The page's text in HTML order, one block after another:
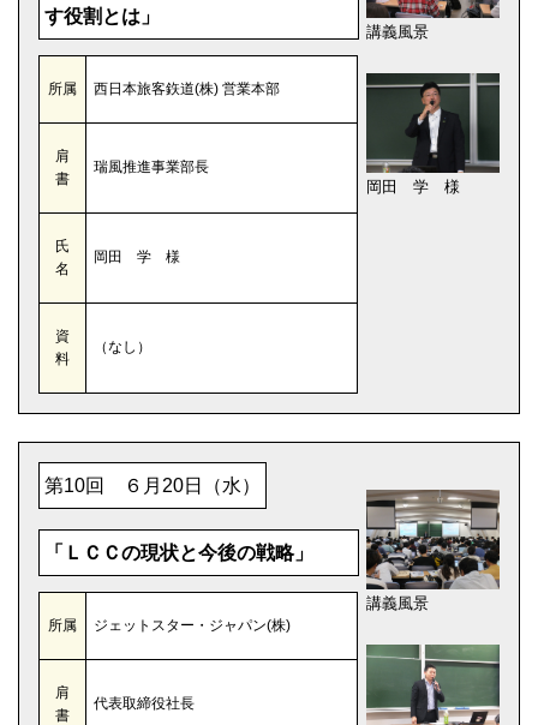
す役割とは」
所属 西日本旅客鉃道(株) 営業本部
肩
書
瑞風推進事業部長
氏
名
岡田 学 様
資
料
（なし）
講義風景
岡田 学 様
第10回 ６月20日（水）
「ＬＣＣの現状と今後の戦略」
所属 ジェットスター・ジャパン(株)
肩
書
代表取締役社長
講義風景